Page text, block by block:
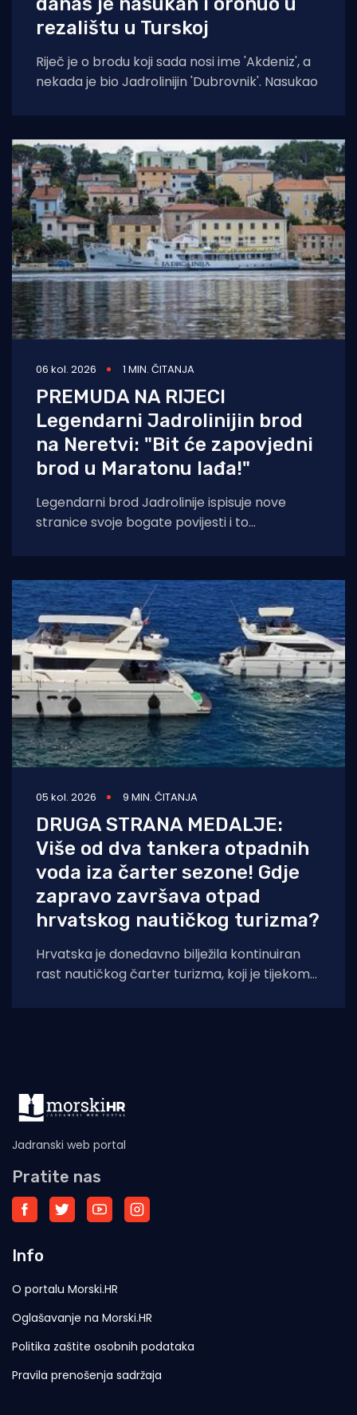
rezalištu u Turskoj
Riječ je o brodu koji sada nosi ime 'Akdeniz', a
nekada je bio Jadrolinijin 'Dubrovnik'. Nasukao
06 kol. 2026 1 MIN. ČITANJA
PREMUDA NA RIJECI
Legendarni Jadrolinijin brod
na Neretvi: "Bit će zapovjedni
brod u Maratonu lađa!"
Legendarni brod Jadrolinije ispisuje nove
stranice svoje bogate povijesti i to
05 kol. 2026 9 MIN. ČITANJA
DRUGA STRANA MEDALJE:
Više od dva tankera otpadnih
voda iza čarter sezone! Gdje
zapravo završava otpad
hrvatskog nautičkog turizma?
Hrvatska je donedavno bilježila kontinuiran
rast nautičkog čarter turizma, koji je tijekom
Jadranski web portal
Pratite nas
Info
O portalu Morski.HR
Oglašavanje na Morski.HR
Politika zaštite osobnih podataka
Pravila prenošenja sadržaja